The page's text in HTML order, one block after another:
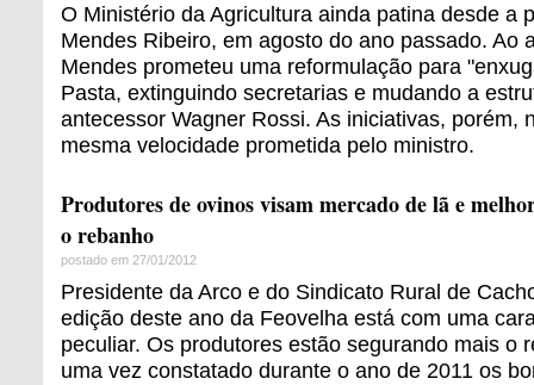
O Ministério da Agricultura ainda patina desde a
Mendes Ribeiro, em agosto do ano passado. Ao
Mendes prometeu uma reformulação para
Pasta, extinguindo secretarias e mudando a
antecessor Wagner Rossi. As iniciativas, porém,
mesma velocidade prometida pelo ministro.
Produtores de ovinos visam mercado de lã e
o rebanho
postado em 27/01/2012
Presidente da Arco e do Sindicato Rural de
edição deste ano da Feovelha está com uma
peculiar. Os produtores estão segurando mais o
uma vez constatado durante o ano de 2011 os